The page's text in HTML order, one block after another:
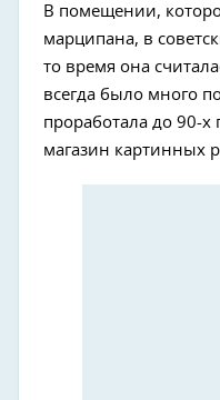
В помещении,
марципана, в
то время она
всегда было много
проработала до 90-
магазин картинных